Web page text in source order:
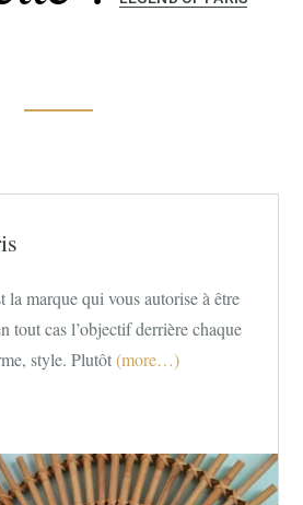
la marque qui vous autorise à être
tout cas l’objectif derrière chaque
style. Plutôt (more…)